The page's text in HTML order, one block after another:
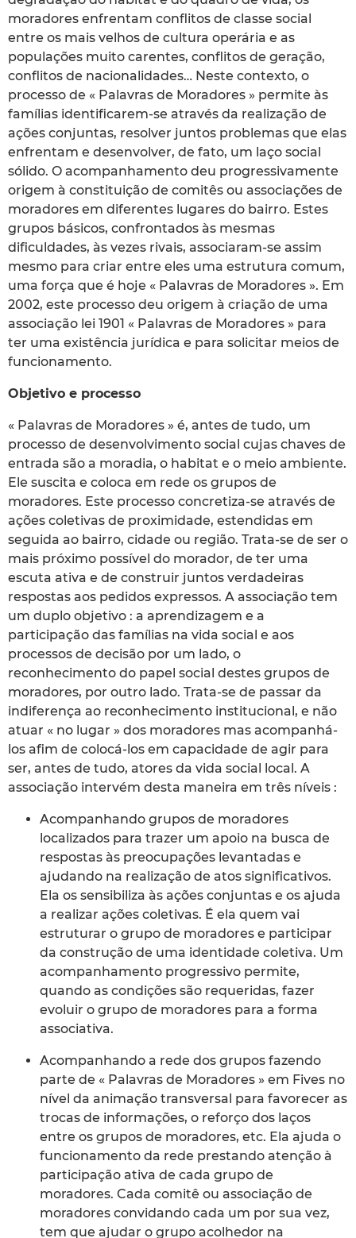
moradores enfrentam conflitos de classe social
entre os mais velhos de cultura operária e as
populações muito carentes, conflitos de geração,
conflitos de nacionalidades… Neste contexto, o
processo de « Palavras de Moradores » permite às
famílias identificarem-se através da realização de
ações conjuntas, resolver juntos problemas que elas
enfrentam e desenvolver, de fato, um laço social
sólido. O acompanhamento deu progressivamente
origem à constituição de comitês ou associações de
moradores em diferentes lugares do bairro. Estes
grupos básicos, confrontados às mesmas
dificuldades, às vezes rivais, associaram-se assim
mesmo para criar entre eles uma estrutura comum,
uma força que é hoje « Palavras de Moradores ». Em
2002, este processo deu origem à criação de uma
associação lei 1901 « Palavras de Moradores » para
ter uma existência jurídica e para solicitar meios de
funcionamento.
Objetivo e processo
« Palavras de Moradores » é, antes de tudo, um
processo de desenvolvimento social cujas chaves de
entrada são a moradia, o habitat e o meio ambiente.
Ele suscita e coloca em rede os grupos de
moradores. Este processo concretiza-se através de
ações coletivas de proximidade, estendidas em
seguida ao bairro, cidade ou região. Trata-se de ser o
mais próximo possível do morador, de ter uma
escuta ativa e de construir juntos verdadeiras
respostas aos pedidos expressos. A associação tem
um duplo objetivo : a aprendizagem e a
participação das famílias na vida social e aos
processos de decisão por um lado, o
reconhecimento do papel social destes grupos de
moradores, por outro lado. Trata-se de passar da
indiferença ao reconhecimento institucional, e não
atuar « no lugar » dos moradores mas acompanhá-
los afim de colocá-los em capacidade de agir para
ser, antes de tudo, atores da vida social local. A
associação intervém desta maneira em três níveis :
Acompanhando grupos de moradores
localizados para trazer um apoio na busca de
respostas às preocupações levantadas e
ajudando na realização de atos significativos.
Ela os sensibiliza às ações conjuntas e os ajuda
a realizar ações coletivas. É ela quem vai
estruturar o grupo de moradores e participar
da construção de uma identidade coletiva. Um
acompanhamento progressivo permite,
quando as condições são requeridas, fazer
evoluir o grupo de moradores para a forma
associativa.
Acompanhando a rede dos grupos fazendo
parte de « Palavras de Moradores » em Fives no
nível da animação transversal para favorecer as
trocas de informações, o reforço dos laços
entre os grupos de moradores, etc. Ela ajuda o
funcionamento da rede prestando atenção à
participação ativa de cada grupo de
moradores. Cada comitê ou associação de
moradores convidando cada um por sua vez,
tem que ajudar o grupo acolhedor na